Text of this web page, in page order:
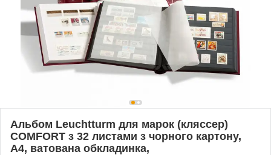
Альбом Leuchtturm для марок (кляссер)
COMFORT з 32 листами з чорного картону,
А4, ватована обкладинка,